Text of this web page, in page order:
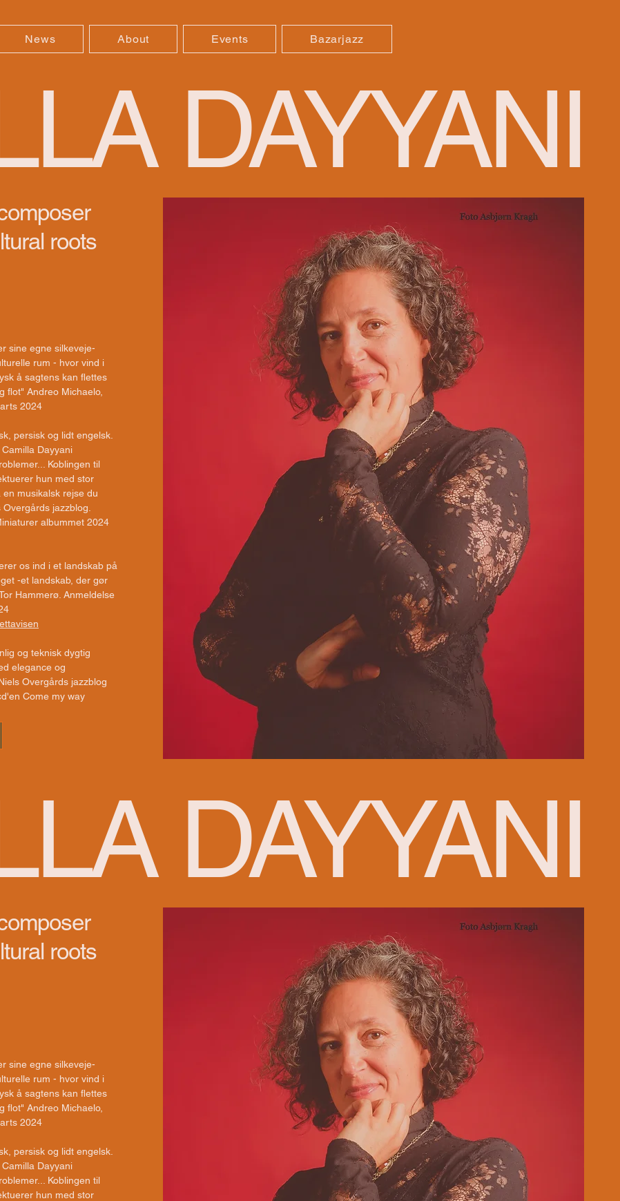
News About Events Bazarjazz
DAYYANI
roots
sine egne silkeveje-
rum - hvor vind i
å sagtens kan flettes
flot" Andreo Michaelo,
2024​​
persisk og lidt engelsk.
Dayyani
Koblingen til
hun med stor
en musikalsk rejse du
jazzblog.
albummet 2024
os ind i et landskab på
-et landskab, der gør
Hammerø. Anmeldelse
og teknisk dygtig
elegance og
Overgårds jazzblog
Come my way
DAYYANI
roots
sine egne silkeveje-
rum - hvor vind i
å sagtens kan flettes
flot" Andreo Michaelo,
2024​​
persisk og lidt engelsk.
Dayyani
Koblingen til
hun med stor